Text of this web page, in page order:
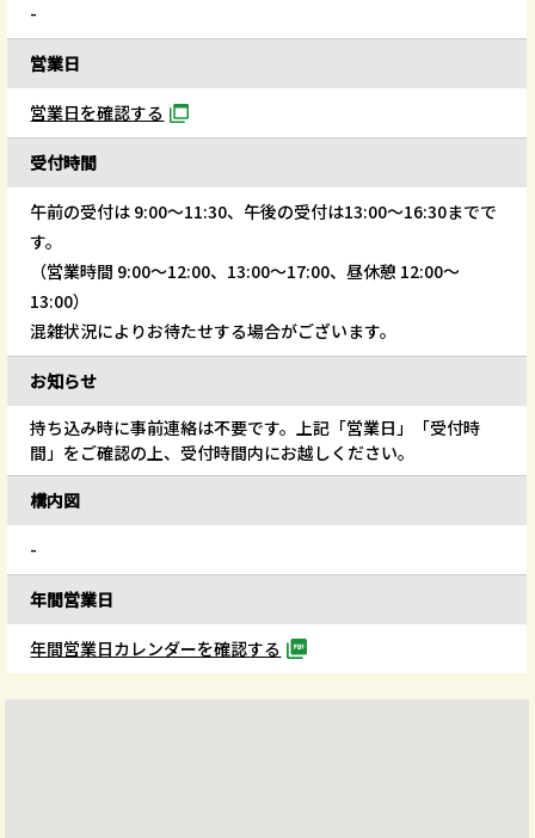
-
営業日
営業日を確認する
受付時間
午前の受付は 9:00～11:30、午後の受付は13:00～16:30までで
す。
（営業時間 9:00～12:00、13:00～17:00、昼休憩 12:00～
13:00）
混雑状況によりお待たせする場合がございます。
お知らせ
持ち込み時に事前連絡は不要です。上記「営業日」「受付時
間」をご確認の上、受付時間内にお越しください。
構内図
-
年間営業日
年間営業日カレンダーを確認する